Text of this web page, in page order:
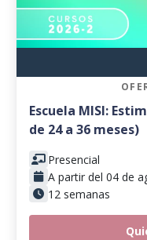
Escuela MISI:
de 24 a 36 meses)
Presencial
A partir del 04 de
12 semanas